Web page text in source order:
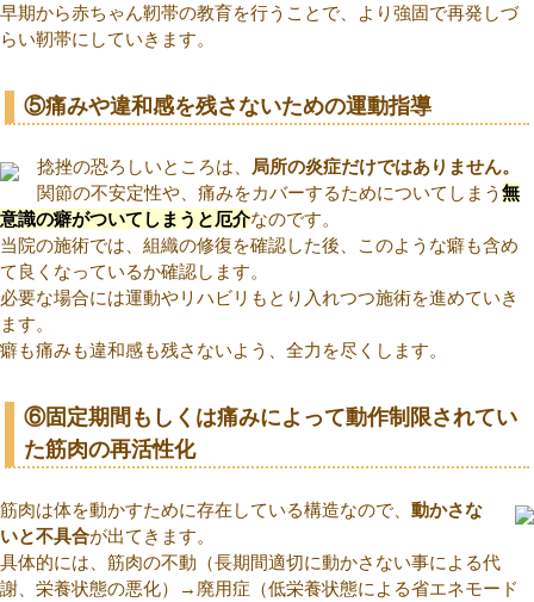
早期から赤ちゃん靭帯の教育を行うことで、より強固で再発しづ
らい靭帯にしていきます。
⑤痛みや違和感を残さないための運動指導
捻挫の恐ろしいところは、
局所の炎症だけではありません。
関節の不安定性や、痛みをカバーするためについてしまう 無
意識の癖がついてしまうと厄介なのです。
当院の施術では、組織の修復を確認した後、このような癖も含め
て良くなっているか確認します。
必要な場合には運動やリハビリもとり入れつつ施術を進めていき
ます。
癖も痛みも違和感も残さないよう、全力を尽くします。
⑥固定期間もしくは痛みによって動作制限されてい
た筋肉の再活性化
筋肉は体を動かすために存在している構造なので、 動かさな
いと不具合が出てきます。
具体的には、筋肉の不動（長期間適切に動かさない事による代
謝、栄養状態の悪化）→廃用症（低栄養状態による省エネモード